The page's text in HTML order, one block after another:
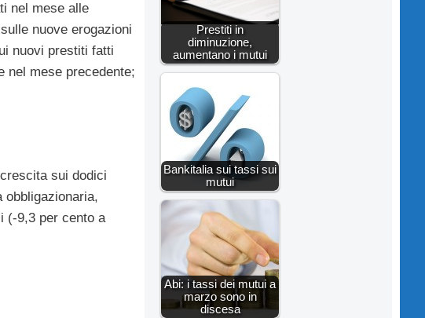
nel mese alle
nuove erogazioni
nuovi prestiti fatti
nel mese precedente;
sui dodici
obbligazionaria,
(-9,3 per cento a
Prestiti in
diminuzione,
aumentano i mutui
Bankitalia sui tassi sui
mutui
Abi: i tassi dei mutui a
marzo sono in
discesa